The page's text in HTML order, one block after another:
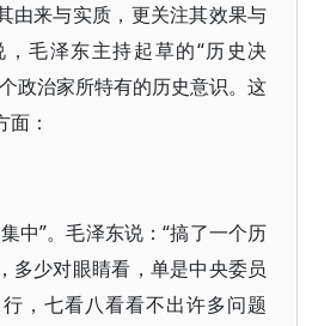
由来与实质，更关注其效果与
毛泽东主持起草的“历史决
政治家所特有的历史意识。这
：
中”。毛泽东说：“搞了一个历
多少对眼睛看，单是中央委员
，七看八看看不出许多问题